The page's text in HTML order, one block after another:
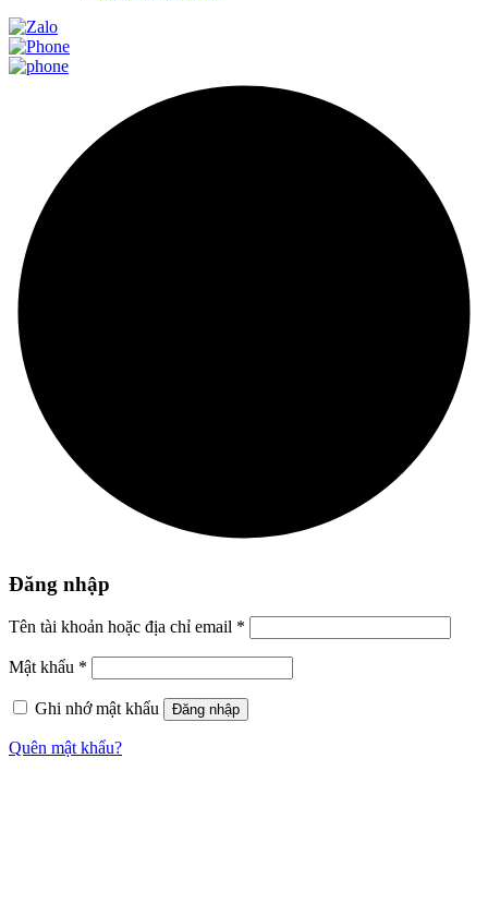
Đăng nhập
Tên tài khoản hoặc địa chỉ email *
Mật khẩu *
Ghi nhớ mật khẩu Đăng nhập
Quên mật khẩu?